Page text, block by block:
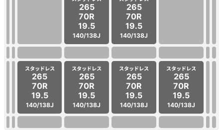
265
70R
19.5
140/138J
265
70R
19.5
140/138J
スタッドレス
265
70R
19.5
140/138J
スタッドレス
265
70R
19.5
140/138J
スタッドレス
265
70R
19.5
140/138J
スタッドレス
265
70R
19.5
140/138J